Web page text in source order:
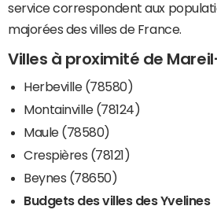
service correspondent aux
majorées des villes de France.
Villes à proximité de
Herbeville (78580)
Montainville (78124)
Maule (78580)
Crespières (78121)
Beynes (78650)
Budgets des villes des Yvelines